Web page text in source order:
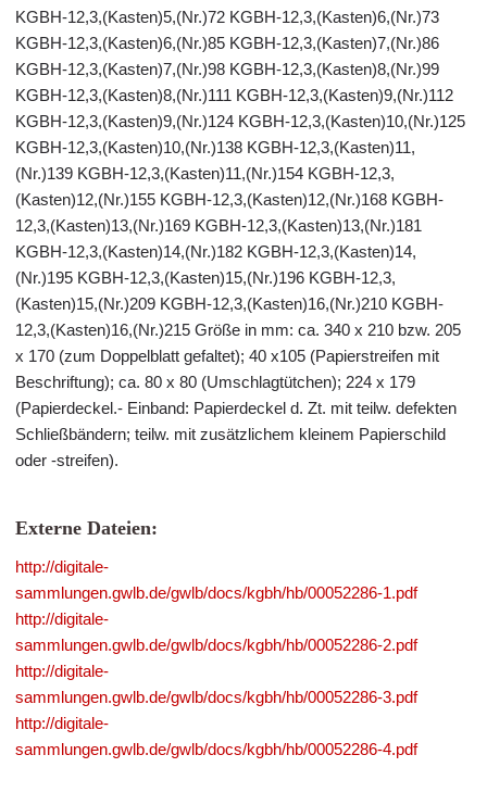
KGBH-12,3,(Kasten)5,(Nr.)72 KGBH-12,3,(Kasten)6,(Nr.)73
KGBH-12,3,(Kasten)6,(Nr.)85 KGBH-12,3,(Kasten)7,(Nr.)86
KGBH-12,3,(Kasten)7,(Nr.)98 KGBH-12,3,(Kasten)8,(Nr.)99
KGBH-12,3,(Kasten)8,(Nr.)111 KGBH-12,3,(Kasten)9,(Nr.)112
KGBH-12,3,(Kasten)9,(Nr.)124 KGBH-12,3,(Kasten)10,(Nr.)125
KGBH-12,3,(Kasten)10,(Nr.)138 KGBH-12,3,(Kasten)11,
(Nr.)139 KGBH-12,3,(Kasten)11,(Nr.)154 KGBH-12,3,
(Kasten)12,(Nr.)155 KGBH-12,3,(Kasten)12,(Nr.)168 KGBH-
12,3,(Kasten)13,(Nr.)169 KGBH-12,3,(Kasten)13,(Nr.)181
KGBH-12,3,(Kasten)14,(Nr.)182 KGBH-12,3,(Kasten)14,
(Nr.)195 KGBH-12,3,(Kasten)15,(Nr.)196 KGBH-12,3,
(Kasten)15,(Nr.)209 KGBH-12,3,(Kasten)16,(Nr.)210 KGBH-
12,3,(Kasten)16,(Nr.)215 Größe in mm: ca. 340 x 210 bzw. 205
x 170 (zum Doppelblatt gefaltet); 40 x105 (Papierstreifen mit
Beschriftung); ca. 80 x 80 (Umschlagtütchen); 224 x 179
(Papierdeckel.- Einband: Papierdeckel d. Zt. mit teilw. defekten
Schließbändern; teilw. mit zusätzlichem kleinem Papierschild
oder -streifen).
Externe Dateien:
http://digitale-
sammlungen.gwlb.de/gwlb/docs/kgbh/hb/00052286-1.pdf
http://digitale-
sammlungen.gwlb.de/gwlb/docs/kgbh/hb/00052286-2.pdf
http://digitale-
sammlungen.gwlb.de/gwlb/docs/kgbh/hb/00052286-3.pdf
http://digitale-
sammlungen.gwlb.de/gwlb/docs/kgbh/hb/00052286-4.pdf